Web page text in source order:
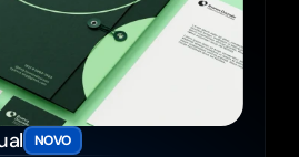
NOVO